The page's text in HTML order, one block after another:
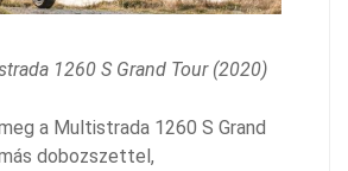
1260 S Grand Tour (2020)
a Multistrada 1260 S Grand
dobozszettel,